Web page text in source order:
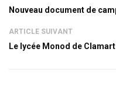
Nouveau document de
ARTICLE SUIVANT
Le lycée Monod de